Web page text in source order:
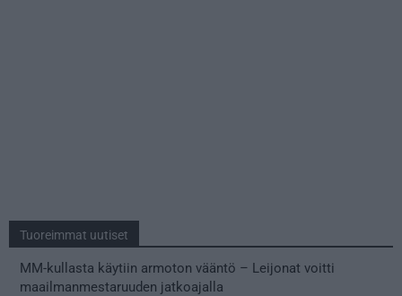
Tuoreimmat uutiset
MM-kullasta käytiin armoton vääntö – Leijonat voitti
maailmanmestaruuden jatkoajalla